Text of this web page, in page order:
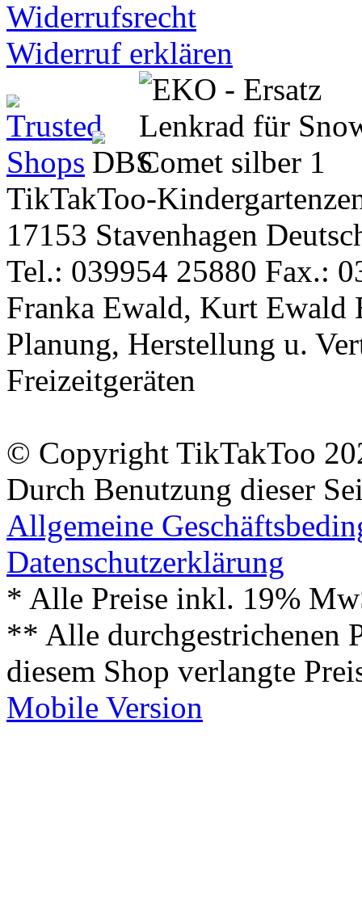
Widerrufsrecht
Widerruf erklären
TikTakToo-
17153 Stavenhagen
Tel.: 039954 25880 Fax.:
Franka Ewald, Kurt Ewald
Planung, Herstellung u.
Freizeitgeräten
© Copyright TikTakToo
Durch Benutzung dieser
Allgemeine
Datenschutzerklärung
* Alle Preise inkl. 19%
** Alle durchgestrichenen
diesem Shop verlangte
Mobile Version